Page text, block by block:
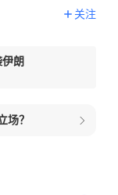
关注
伊朗
场？